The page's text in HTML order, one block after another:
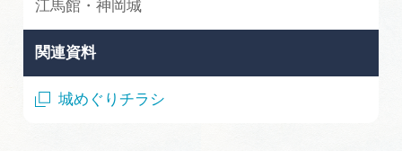
江馬館・神岡城
関連資料
城めぐりチラシ